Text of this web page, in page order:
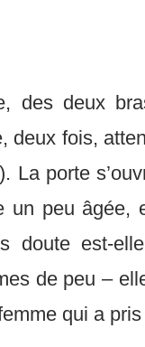
des deux
deux fois,
La porte
un peu âgée,
doute est-
de peu –
qui a